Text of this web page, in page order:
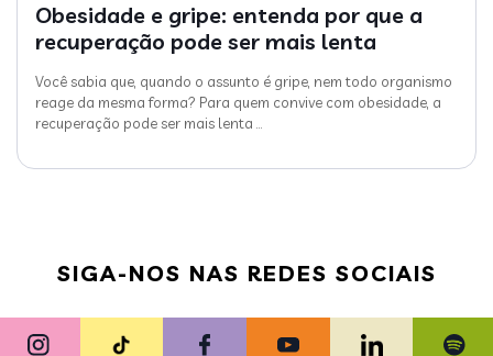
Obesidade e gripe: entenda por que a
recuperação pode ser mais lenta
Você sabia que, quando o assunto é gripe, nem todo organismo
reage da mesma forma? Para quem convive com obesidade, a
recuperação pode ser mais lenta
SIGA-NOS NAS REDES SOCIAIS